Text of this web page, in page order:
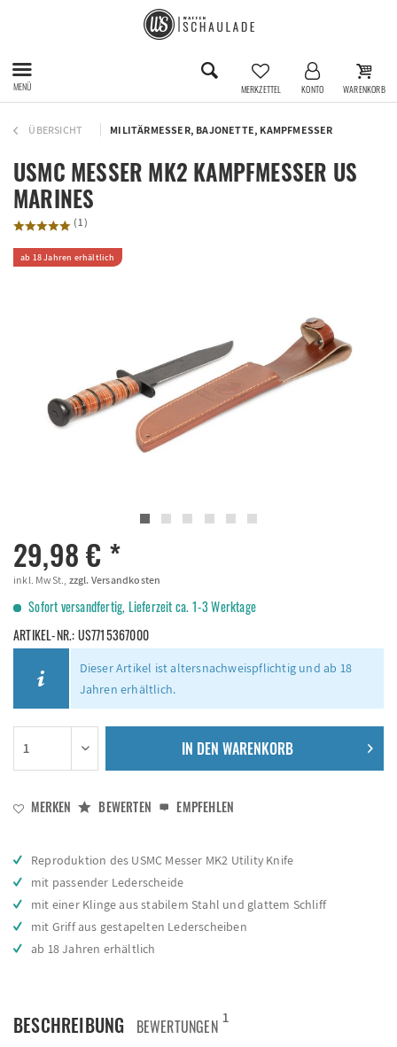
MENÜ MERKZETTEL KONTO WARENKORB
ÜBERSICHT MILITÄRMESSER, BAJONETTE, KAMPFMESSER
USMC MESSER MK2 KAMPFMESSER US
MARINES
(1)
ab 18 Jahren erhältlich
29,98 € *
inkl. MwSt., zzgl. Versandkosten
Sofort versandfertig, Lieferzeit ca. 1-3 Werktage
ARTIKEL-NR.:US7715367000
Dieser Artikel ist altersnachweispflichtig und ab 18
Jahren erhältlich.
IN DEN WARENKORB
MERKEN BEWERTEN EMPFEHLEN
Reproduktion des USMC Messer MK2 Utility Knife
mit passender Lederscheide
mit einer Klinge aus stabilem Stahl und glattem Schliff
mit Griff aus gestapelten Lederscheiben
ab 18 Jahren erhältlich
BESCHREIBUNG BEWERTUNGEN 1